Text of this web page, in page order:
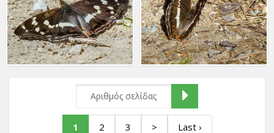
Apatura iris
31 Ιουλ. 2020
Apatura iris
30 Ιουλ. 2020
1 2 3 > Last ›